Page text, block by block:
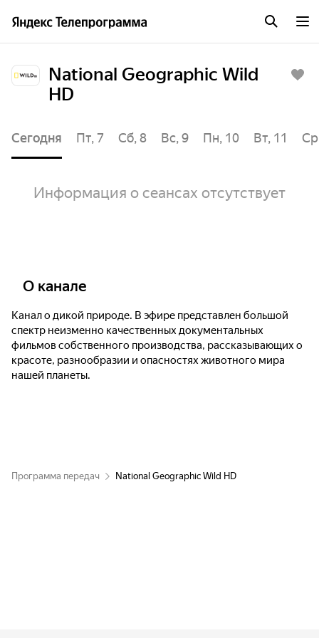
National Geographic Wild
HD
Сегодня Пт, 7 Сб, 8 Вс, 9 Пн, 10 Вт, 11
Информация о сеансах отсутствует
О канале
Канал о дикой природе. В эфире представлен большой
спектр неизменно качественных документальных
фильмов собственного производства, рассказывающих о
красоте, разнообразии и опасностях животного мира
нашей планеты.
Программа передач National Geographic Wild HD